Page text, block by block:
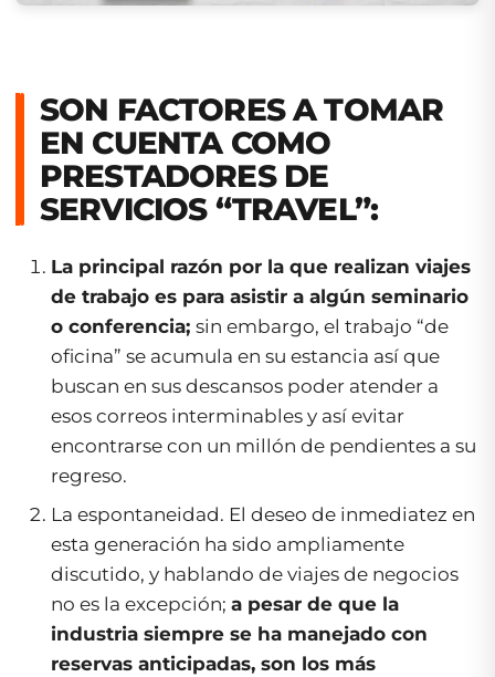
SON FACTORES A TOMAR
EN CUENTA COMO
PRESTADORES DE
SERVICIOS “TRAVEL”:
La principal razón por la que realizan viajes
de trabajo es para asistir a algún seminario
o conferencia; sin embargo, el trabajo “de
oficina” se acumula en su estancia así que
buscan en sus descansos poder atender a
esos correos interminables y así evitar
encontrarse con un millón de pendientes a su
regreso.
La espontaneidad. El deseo de inmediatez en
esta generación ha sido ampliamente
discutido, y hablando de viajes de negocios
no es la excepción; a pesar de que la
industria siempre se ha manejado con
reservas anticipadas, son los más